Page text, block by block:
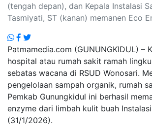
(tengah depan), dan Kepala Instalasi
Tasmiyati, ST (kanan) memanen Eco
Patmamedia.com (GUNUNGKIDUL) –
hospital atau rumah sakit ramah
sebatas wacana di RSUD Wonosari.
pengelolaan sampah organik, rumah
Pemkab Gunungkidul ini berhasil
enzyme dari limbah kulit buah
(31/1/2026).